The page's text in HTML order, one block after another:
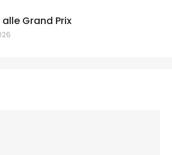
Grand Prix